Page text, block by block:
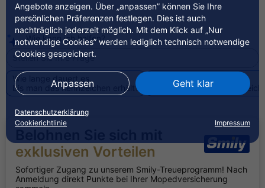
Angebote anzeigen. Über „anpassen” können Sie Ihre
persönlichen Präferenzen festlegen. Dies ist auch
nachträglich jederzeit möglich. Mit dem Klick auf „Nur
notwendige Cookies” werden lediglich technisch notwendige
Cookies gespeichert.
Anpassen Geht klar
Datenschutzerklärung
Cookierichtlinie
Impressum
Wie kann ich helfen?
Wie lange dauert es,
bis man das Kennzeichen erhält?
Wie lange ist
das
exklusiven Vorteilen
Sofortiger Zugang zu unserem Smily-Treueprogramm! Nach
Anmeldung direkt Punkte bei Ihrer Mopedversicherung